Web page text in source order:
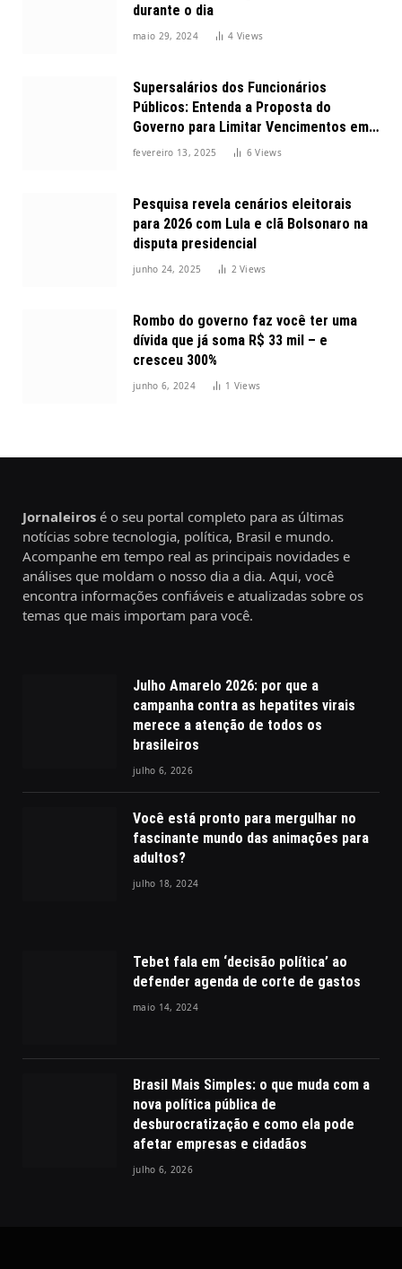
durante o dia
maio 29, 2024 4 Views
Supersalários dos Funcionários
Públicos: Entenda a Proposta do
Governo para Limitar Vencimentos em
2025
fevereiro 13, 2025 6Views
Pesquisa revela cenários eleitorais
para 2026 com Lula e clã Bolsonaro na
disputa presidencial
junho 24, 2025 2Views
Rombo do governo faz você ter uma
dívida que já soma R$ 33 mil – e
cresceu 300%
junho 6, 2024 1 Views
Jornaleiros é o seu portal completo para as últimas
notícias sobre tecnologia, política, Brasil e mundo.
Acompanhe em tempo real as principais novidades e
análises que moldam o nosso dia a dia. Aqui, você
encontra informações confiáveis e atualizadas sobre os
temas que mais importam para você.
Julho Amarelo 2026: por que a
campanha contra as hepatites virais
merece a atenção de todos os
brasileiros
julho 6, 2026
Você está pronto para mergulhar no
fascinante mundo das animações para
adultos?
julho 18, 2024
Tebet fala em ‘decisão política’ ao
defender agenda de corte de gastos
maio 14, 2024
Brasil Mais Simples: o que muda com a
nova política pública de
desburocratização e como ela pode
afetar empresas e cidadãos
julho 6, 2026